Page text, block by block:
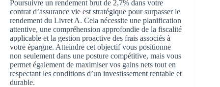
Poursuivre un rendement brut de 2,7% dans votre
contrat d’assurance vie est stratégique pour surpasser le
rendement du Livret A. Cela nécessite une planification
attentive, une compréhension approfondie de la fiscalité
applicable et la gestion proactive des frais associés à
votre épargne. Atteindre cet objectif vous positionne
non seulement dans une posture compétitive, mais vous
permet également de maximiser vos gains nets tout en
respectant les conditions d’un investissement rentable et
durable.